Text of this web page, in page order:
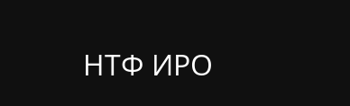
НТФ ИРО